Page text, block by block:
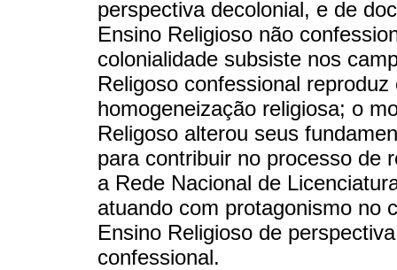
perspectiva decolonial, e de
Ensino Religioso não
colonialidade subsiste nos
Religoso confessional
homogeneização religiosa; o
Religoso alterou seus
para contribuir no processo de
a Rede Nacional de
atuando com protagonismo no
Ensino Religioso de
confessional.